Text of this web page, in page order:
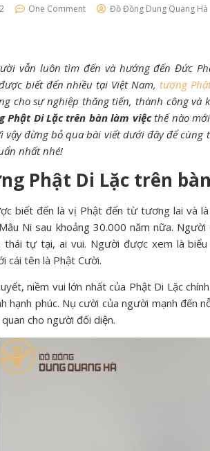
One Comment Đồ Đồng Dung Quang Hà
vẫn luôn tìm đến và hướng đến Đức
biết đến nhiều tại Việt Nam,tượng
cho sự nghiệp thăng tiến, thành công
Phật Di Lặc trên bàn làm việcthế nào
vậy đừng bỏ qua bài viết dưới đây để
nhất nhé!
Phật Di Lặc trên
biết đến là vị Phật đến từ tương lai và
Ni sau khoảng 30.000 năm nữa.
tự tại, ai vui. Người được xem là
cái tên là Phật Cười.
niềm vui lớn nhất của Phật Di Lặc
hạnh phúc. Nụ cười của người mạnh đến
cho người đối diện.